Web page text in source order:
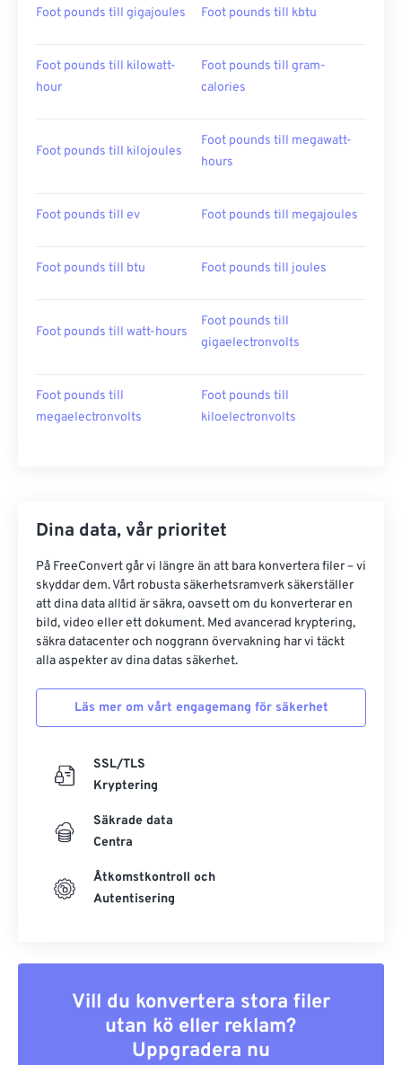
Foot pounds till gigajoules Foot pounds till kbtu
Foot pounds till kilowatt-
hour
Foot pounds till gram-
calories
Foot pounds till kilojoules
Foot pounds till megawatt-
hours
Foot pounds till ev Foot pounds till megajoules
Foot pounds till btu Foot pounds till joules
Foot pounds till watt-hours
Foot pounds till
gigaelectronvolts
Foot pounds till
megaelectronvolts
Foot pounds till
kiloelectronvolts
Dina data, vår prioritet
På FreeConvert går vi längre än att bara konvertera filer – vi
skyddar dem. Vårt robusta säkerhetsramverk säkerställer
att dina data alltid är säkra, oavsett om du konverterar en
bild, video eller ett dokument. Med avancerad kryptering,
säkra datacenter och noggrann övervakning har vi täckt
alla aspekter av dina datas säkerhet.
Läs mer om vårt engagemang för säkerhet
SSL/TLS
Kryptering
Säkrade data
Centra
Åtkomstkontroll och
Autentisering
Vill du konvertera stora filer
utan kö eller reklam?
Uppgradera nu